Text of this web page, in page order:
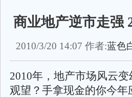
商业地产逆市走强
2010/3/20 14:07 作者:蓝色
2010年，地产市场风云
观望？手拿现金的你今年